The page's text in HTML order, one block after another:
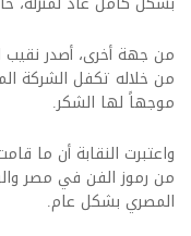
من جهة أخرى، أصدر نقيب
من خلاله تكفل الشركة
موجهاً لها الشكر.
واعتبرت النقابة أن ما
من رموز الفن في مصر
المصري بشكل عام.